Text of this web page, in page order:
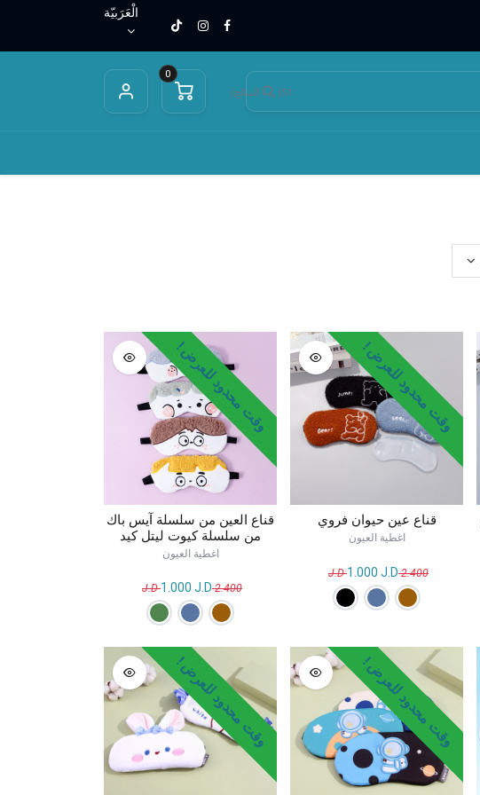
الْعَرَبيّة
(51 النتائج)
0
وقت محدود للعرض !
قناع عين حيوان فروي
اغطية العيون
2.400
J.D
1.000 J.D
وقت محدود للعرض !
قناع العين من سلسلة آيس باك
من سلسلة كيوت ليتل كيد
اغطية العيون
2.400
J.D
1.000 J.D
وقت محدود للعرض ! وقت محدود للعرض !